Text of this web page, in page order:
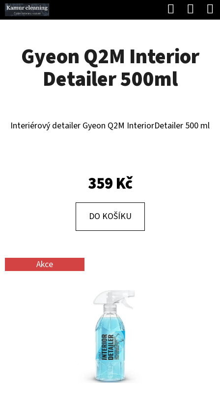
Přejít
na
Hledat
Gyeon Q2M Interior
Detailer 500ml
Interiérový detailer Gyeon Q2M InteriorDetailer 500 ml
359 Kč
DO KOŠÍKU
Akce
K
O Zpět
Zpět
T
E
N